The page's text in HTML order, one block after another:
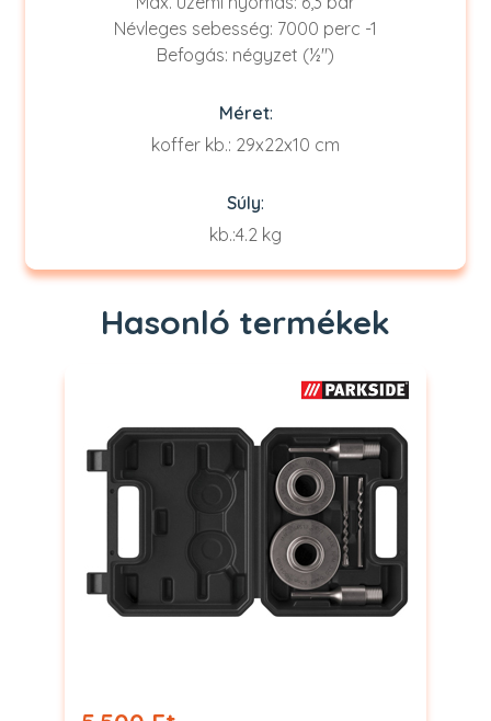
Névleges sebesség: 7000 perc -1
Befogás: négyzet (½″)
Méret:
koffer kb.: 29x22x10 cm
Súly:
kb.:4.2 kg
Hasonló termékek